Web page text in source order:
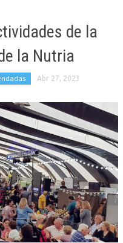
de la
la Nutria
Abr 27, 2023